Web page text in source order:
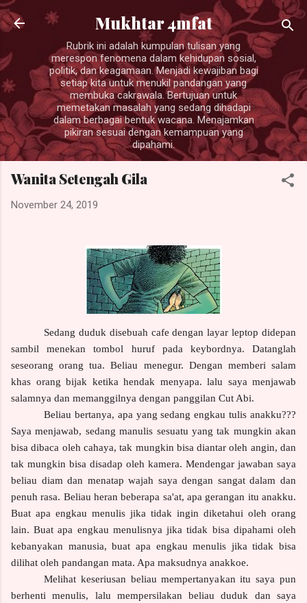
Langsung ke konten utama
Mukhtar 4mfat
Rubrik ini adalah kumpulan tulisan yang
merespon fenomena dalam kehidupan sosial,
politik, dan keagamaan. Menjadi kewajiban bagi
setiap kita untuk menukil pandangan yang
membuka cakrawala. Bertujuan untuk
memetakan masalah yang sedang dihadapi
dalam berbagai bentuk wacana. Menajamkan
pikiran sesuai dengan kemampuan yang
dipahami.
Wanita Setengah Gila
November 24, 2019
Sedang duduk disebuah cafe dengan layar leptop didepan
sambil menekan tombol huruf pada keybordnya. Datanglah
seseorang orang tua. Beliau menegur. Dengan memberi salam
khas orang bijak ketika hendak menyapa. lalu saya menjawab
salamnya dan memanggilnya dengan panggilan Cut Abi.
Beliau bertanya, apa yang sedang engkau tulis anakku???
Saya menjawab, sedang manulis sesuatu yang tak mungkin akan
bisa dibaca oleh cahaya, tak mungkin bisa diantar oleh angin, dan
tak mungkin bisa disadap oleh kamera. Mendengar jawaban saya
beliau diam dan menatap wajah saya dengan sangat dalam dan
penuh rasa. Beliau heran beberapa sa'at, apa gerangan itu anakku.
Buat apa engkau menulis jika tidak ingin diketahui oleh orang
lain. Buat apa engkau menulisnya jika tidak bisa dipahami oleh
kebanyakan manusia, buat apa engkau menulis jika tidak bisa
dilihat oleh pandangan mata. Apa maksudnya anakkoe.
Melihat keseriusan beliau mempertanyakan itu saya pun
berhenti menulis, lalu mempersilakan beliau duduk dan saya